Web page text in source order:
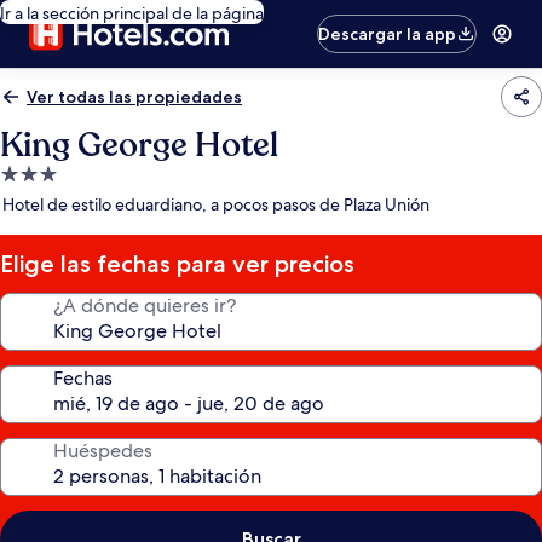
Ir a la sección principal de la página
Descargar la app
Ver todas las propiedades
King George Hotel
Propiedad
de
estrellas
Hotel de estilo eduardiano, a pocos pasos de Plaza Unión
Elige las fechas para ver precios
¿A dónde quieres ir?
Fechas
Huéspedes